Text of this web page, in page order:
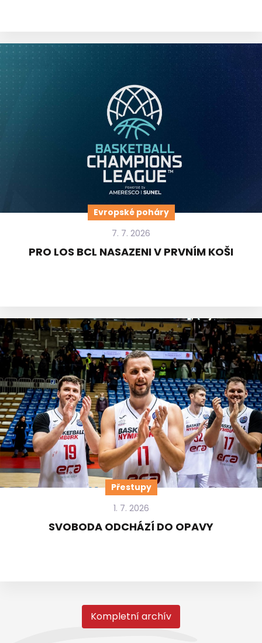
Evropské poháry
7. 7. 2026
PRO LOS BCL NASAZENI V PRVNÍM KOŠI
Přestupy
1. 7. 2026
SVOBODA ODCHÁZÍ DO OPAVY
Kompletní archív